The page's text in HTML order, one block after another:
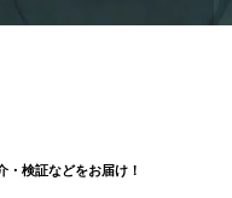
検証などをお届け！